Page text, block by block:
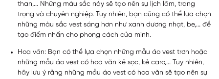
than,... Những màu sắc này sẽ tạo nên sự lịch lãm, trang
trọng và chuyên nghiệp. Tuy nhiên, bạn cũng có thể lựa chọn
những màu sắc vest sáng hơn như xanh dương nhạt, be,... để
tạo điểm nhấn cho phong cách của mình.
Hoa văn: Bạn có thể lựa chọn những mẫu áo vest trơn hoặc
những mẫu áo vest có hoa văn kẻ sọc, kẻ caro,... Tuy nhiên,
hãy lưu ý rằng những mẫu áo vest có hoa văn sẽ tạo nên sự